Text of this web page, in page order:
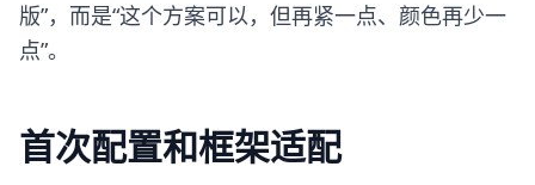
版”，而是“这个方案可以，但再紧一点、颜色再少一
点”。
首次配置和框架适配